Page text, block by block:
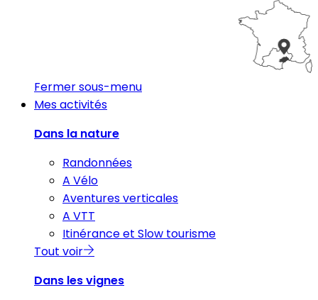
Fermer sous-menu
Mes activités
Dans la nature
Randonnées
A Vélo
Aventures verticales
A VTT
Itinérance et Slow tourisme
Tout voir
Dans les vignes